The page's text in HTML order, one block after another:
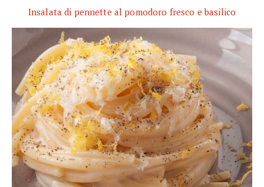
Insalata di pennette al pomodoro fresco e basilico